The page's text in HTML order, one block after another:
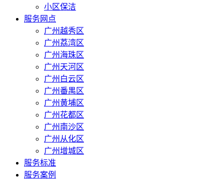
小区保洁
服务网点
广州越秀区
广州荔湾区
广州海珠区
广州天河区
广州白云区
广州番禺区
广州黄埔区
广州花都区
广州南沙区
广州从化区
广州增城区
服务标准
服务案例